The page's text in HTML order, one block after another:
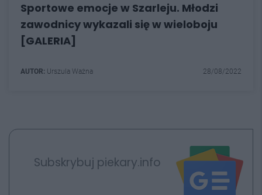
Sportowe emocje w Szarleju. Młodzi
zawodnicy wykazali się w wieloboju
[GALERIA]
AUTOR: Urszula Ważna 28/08/2022
Subskrybuj piekary.info